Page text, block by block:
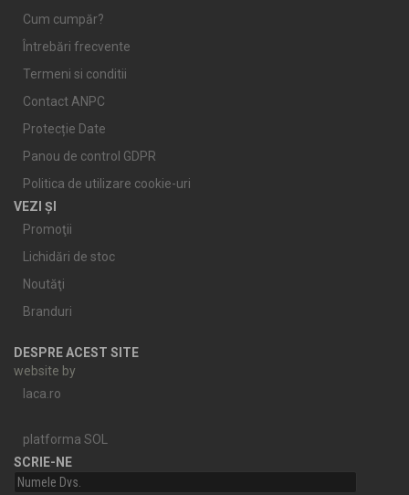
Cum cumpăr?
Întrebări frecvente
Termeni si conditii
Contact ANPC
Protecție Date
Panou de control GDPR
Politica de utilizare cookie-uri
VEZI ȘI
Promoţii
Lichidări de stoc
Noutăţi
Branduri
DESPRE ACEST SITE
website by
laca.ro
platforma SOL
SCRIE-NE